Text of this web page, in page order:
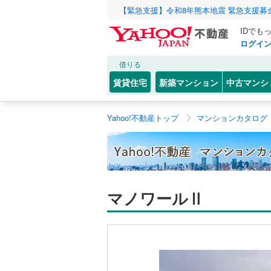
【緊急支援】令和8年熊本地震 緊急支援
IDでも
ログイン
借りる
賃貸住宅 新築マンション 中古マンシ
Yahoo!不動産トップ マンションカタログ
マノワールⅡ